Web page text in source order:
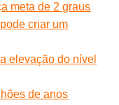
meta de 2 graus
criar um
elevação do nível
de anos